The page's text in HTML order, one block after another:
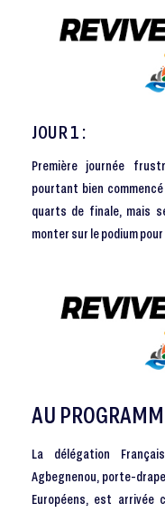
JOUR 1 :
Première journée
pourtant bien
quarts de finale, mais
monter sur le podium
AU
La délégation
Agbegnenou, porte-
Européens, est arrivée